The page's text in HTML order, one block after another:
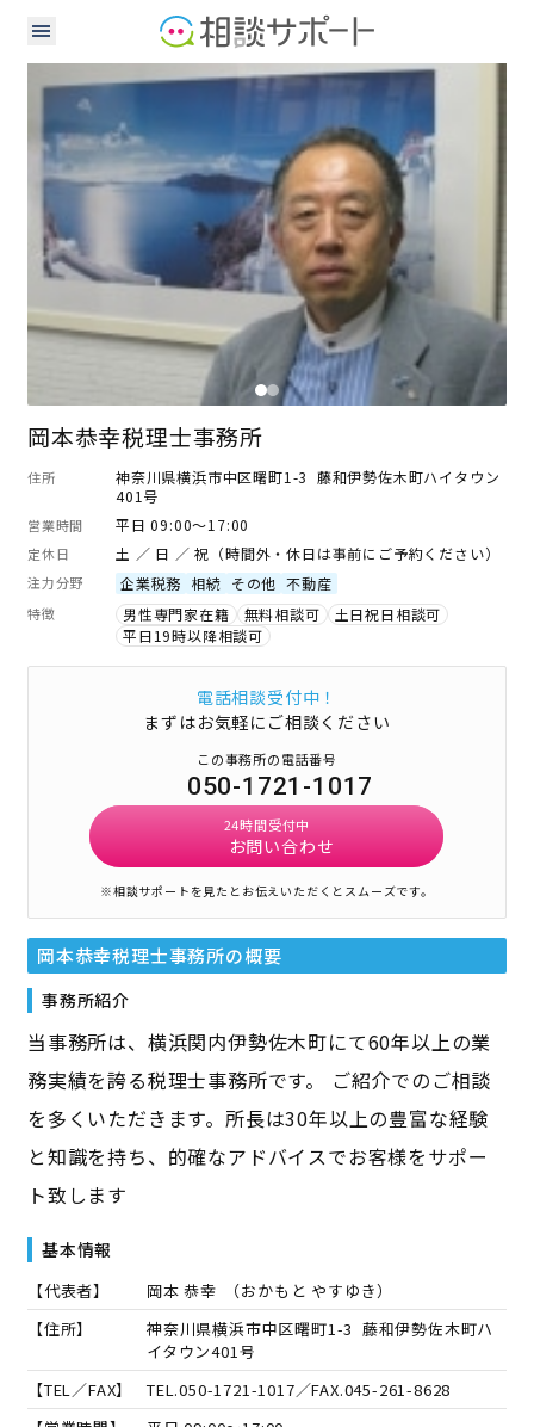
岡本恭幸税理士事務所
住所
神奈川県横浜市中区曙町1-3 藤和伊勢佐木町ハイタウン
401号
営業時間 平日 09:00～17:00
定休日 土 ／ 日 ／ 祝（時間外・休日は事前にご予約ください）
注力分野 企業税務 相続 その他 不動産
特徴 男性専門家在籍 無料相談可
土日祝日相談可
平日19時以降相談可
電話相談受付中！
まずはお気軽にご相談ください
この事務所の電話番号
050-1721-1017
24時間受付中
お問い合わせ
※相談サポートを見たとお伝えいただくとスムーズです。
岡本恭幸税理士事務所の概要
事務所紹介
当事務所は、横浜関内伊勢佐木町にて60年以上の業
務実績を誇る税理士事務所です。 ご紹介でのご相談
を多くいただきます。所長は30年以上の豊富な経験
と知識を持ち、的確なアドバイスでお客様をサポー
ト致します
基本情報
【代表者】 岡本 恭幸 （おかもと やすゆき）
【住所】
神奈川県横浜市中区曙町1-3 藤和伊勢佐木町ハ
イタウン401号
【TEL／FAX】
TEL.050-1721-1017／FAX.045-261-8628